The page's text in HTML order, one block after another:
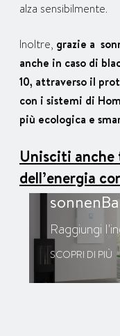
alza sensibilmente.
Inoltre, grazie a
anche in caso di
10, attraverso il
con i sistemi di
più ecologica e
Unisciti anche
dell’energia
Raggiungi
SCOPRI DI PIÙ